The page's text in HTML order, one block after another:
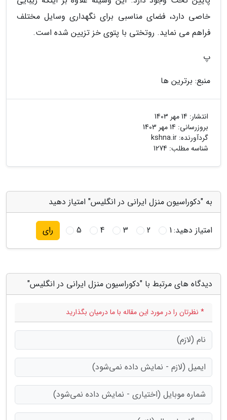
خاصی دارد، فضای مناسبی برای نگهداری وسایل مختلف
فراهم می نماید. روتختی با پتوی خز تزیین شده است.
پ
منبع: برترین ها
انتشار: 14 مهر 1403
بروزرسانی: 14 مهر 1403
گردآورنده: kshna.ir
شناسه مطلب: 1274
به "دکوراسیون منزل ایرانی در انگلیس" امتیاز دهید
امتیاز دهید:1
2
3
4
5 رای
دیدگاه های مرتبط با "دکوراسیون منزل ایرانی در انگلیس"
* نظرتان را در مورد این مقاله با ما درمیان بگذارید